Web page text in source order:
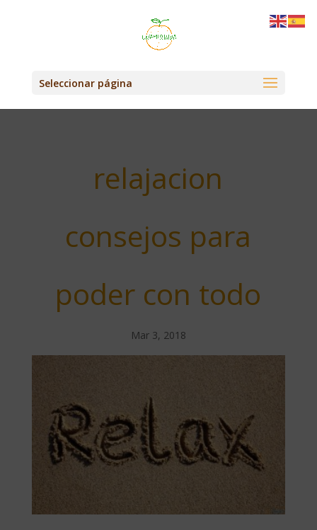
Seleccionar página
relajacion
consejos para
poder con todo
Mar 3, 2018